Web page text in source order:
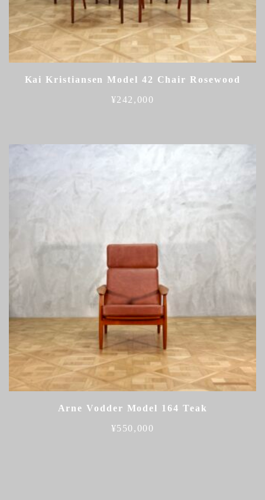
Kai Kristiansen Model 42 Chair Rosewood
¥242,000
Arne Vodder Model 164 Teak
¥550,000